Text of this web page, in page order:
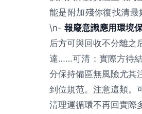
能是附加殘你復找清最
\n-報廢意識應用環境
后方可與回收不分離之
達……可清：實際方待
分保持備區無風險尤
到位規范。注意這類。
清理運循環不再回實際